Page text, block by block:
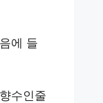
에 들
수인줄